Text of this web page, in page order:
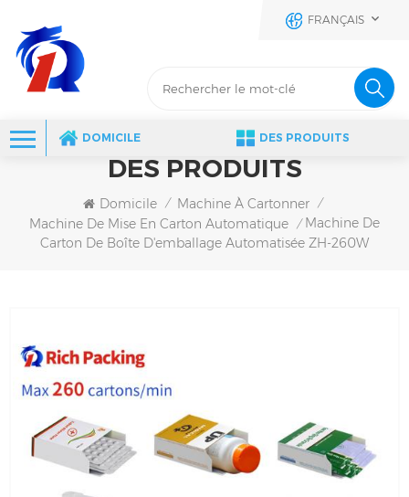
FRANÇAIS
DOMICILE DES PRODUITS
DES PRODUITS
Domicile / Machine À Cartonner /
Machine De Mise En Carton Automatique / Machine De
Carton De Boîte D'emballage Automatisée ZH-260W